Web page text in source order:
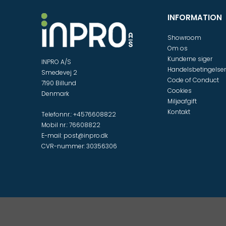
INPRO A/S
Smedevej 2
7190 Billund
Denmark
Telefonnr.:+4576608822
Mobil nr.:76608822
E-mail: post@inpro.dk
CVR-nummer:30356306
INFORMATION
Showroom
Om os
Kunderne siger
Handelsbetingelser
Code of Conduct
Cookies
Miljøafgift
Kontakt